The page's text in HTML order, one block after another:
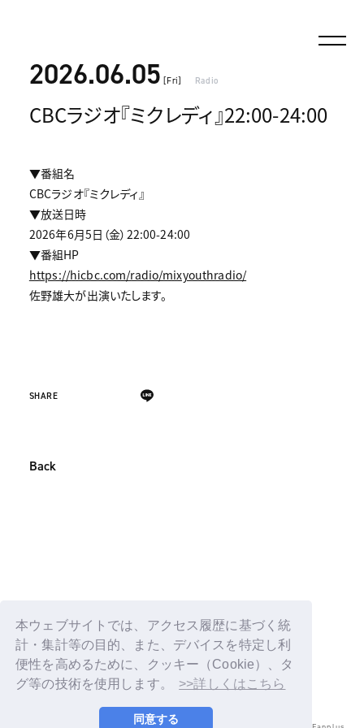
本ウェブサイトでは、アクセス履歴に基づく統
計・集計等の目的、また、デバイスを特定し利
便性を高めるために、クッキー（Cookie）、タ
グ等の技術を使用します。
>>詳しくはこちら
同意する
2026.06.05 [Fri] Radio
CBCラジオ『ミクレディ』22:00-24:00
▼番組名
CBCラジオ『ミクレディ』
▼放送日時
2026年6月5日（金）22:00-24:00
▼番組HP
https://hicbc.com/radio/mixyouthradio/
佐野雄大が出演いたします。
SHARE
Back